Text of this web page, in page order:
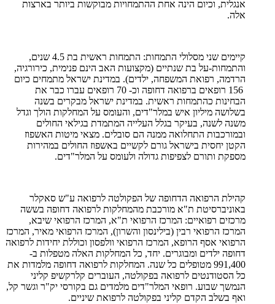
אנגלית, וכיום הינה אחת ההתמחויות מבוקשות ביותר בארצות
אלה.
קיימים שני מסלולי התמחות: התמחות ראשית בת 4.5 שנים,
והתמחות-על בת שנתיים (מקצועות האב הינם פנימית, כירורגיה,
הרדמה, רפואת המשפחה, ילדים). במדינת ישראל מתמחים כיום
156 רופאים ברפואה דחופה וכ- 70 רופאים עברו כבר את
הבחינות כהתמחות ראשית. במדינת ישראל מבקרים בשנה
בשלושה מיליון איש במלר"דים, והעומס על המחלקות הולך וגדל
משנה לשנה, בעיקר בגלל העלייה המתמדת בגילאי החולים
ובמורכבות התחלואה ממנה הם סובלים. מצאי מיטות האשפוז
הקטן יחסית בישראל גורם לקשיים באשפוז החולים במהירות
מספקת ותורם לצפיפות גדולה ולעומס על המלר"דים.
קהילת הרפואה הדחופה של הפקולטה לרפואה ע"ש סאקלר
באוניברסיטת ת"א מורכבת מהמחלקות לרפואה דחופה בששה
מרכזים רפואיים: המרכז הרפואי ת"א, המרכז הרפואי שיבא,
המרכז הרפואי רבין (בילינסון והשרון), המרכז הרפואי מאיר, המרכז
הרפואי אסף הרופא, המרכז הרפואי וולפסון וכוללת יחידות לרפואה
דחופה ילדים ומבוגרים. יחד, כל המחלקות האלה מטפלות ב-
991,400 מטופלים כל שנה. המחלקות לרפואה דחופה מלמדות את
כל הסטודנטים לרפואה בפקולטה, העוברים קלרקשיפ קליני
הנמשך שבוע. רופאי המלר"דים מלמדים גם בקורסי יק"ר וגשר קל,
ואף בשלב הקדם קליני בפקולטה לרפואת שיניים.